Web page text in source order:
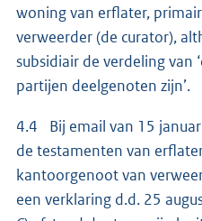
woning van erflater,
verweerder (de curator),
subsidiair de verdeling van
partijen deelgenoten zijn’.
4.4 Bij email van 15
de testamenten van
kantoorgenoot van
een verklaring d.d. 25